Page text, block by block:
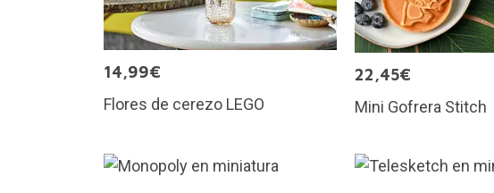
14,99€
Flores de cerezo LEGO
22,45€
Mini Gofrera Stitch